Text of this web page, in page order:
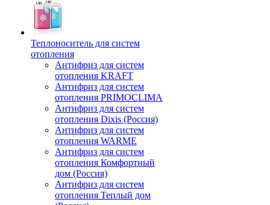
Теплоноситель для систем
отопления
Антифриз для систем
отопления KRAFT
Антифриз для систем
отопления PRIMOCLIMA
Антифриз для систем
отопления Dixis (Россия)
Антифриз для систем
отопления WARME
Антифриз для систем
отопления Комфортный
дом (Россия)
Антифриз для систем
отопления Теплый дом